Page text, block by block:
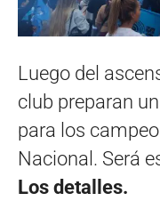
Luego del
club preparan
para los
Nacional. Será
Los detalles.